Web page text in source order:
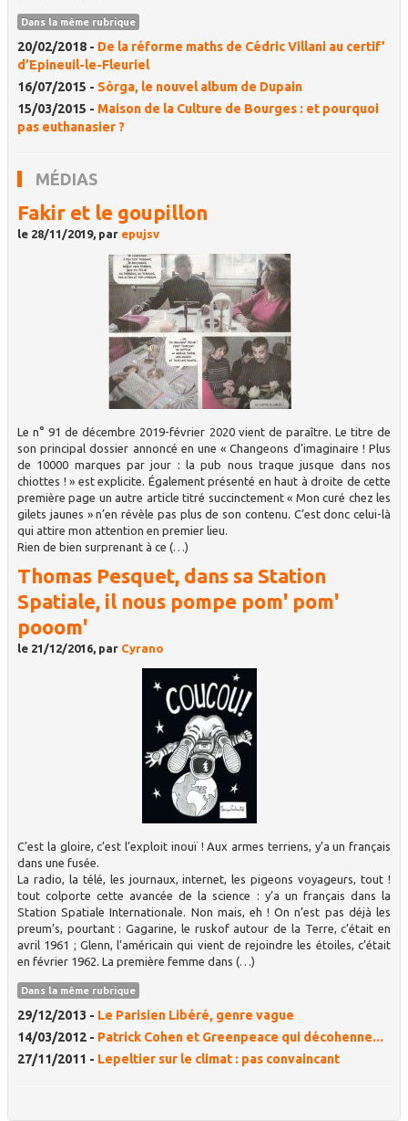
Dans la même rubrique
20/02/2018 - De la réforme maths de Cédric Villani au certif’
d’Epineuil-le-Fleuriel
16/07/2015 - Sòrga, le nouvel album de Dupain
15/03/2015 - Maison de la Culture de Bourges : et pourquoi
pas euthanasier ?
MÉDIAS
Fakir et le goupillon
le 28/11/2019, par epujsv
Le n° 91 de décembre 2019-février 2020 vient de paraître. Le titre de
son principal dossier annoncé en une « Changeons d’imaginaire ! Plus
de 10000 marques par jour : la pub nous traque jusque dans nos
chiottes ! » est explicite. Également présenté en haut à droite de cette
première page un autre article titré succinctement « Mon curé chez les
gilets jaunes » n’en révèle pas plus de son contenu. C’est donc celui-là
qui attire mon attention en premier lieu.
Rien de bien surprenant à ce (…)
Thomas Pesquet, dans sa Station
Spatiale, il nous pompe pom' pom'
pooom'
le 21/12/2016, par Cyrano
C’est la gloire, c’est l’exploit inouï ! Aux armes terriens, y’a un français
dans une fusée.
La radio, la télé, les journaux, internet, les pigeons voyageurs, tout !
tout colporte cette avancée de la science : y’a un français dans la
Station Spatiale Internationale. Non mais, eh ! On n’est pas déjà les
preum’s, pourtant : Gagarine, le ruskof autour de la Terre, c’était en
avril 1961 ; Glenn, l’américain qui vient de rejoindre les étoiles, c’était
en février 1962. La première femme dans (…)
Dans la même rubrique
29/12/2013 - Le Parisien Libéré, genre vague
14/03/2012 - Patrick Cohen et Greenpeace qui décohenne...
27/11/2011 - Lepeltier sur le climat : pas convaincant